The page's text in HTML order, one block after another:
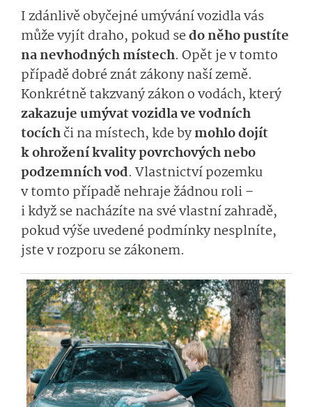
I zdánlivě obyčejné umývání vozidla vás
může vyjít draho, pokud sedo něho pustíte
na nevhodných místech. Opět je v tomto
případě dobré znát zákony naší země.
Konkrétně takzvaný zákon o vodách, který
zakazuje umývat vozidla ve vodních
tocíchči na místech, kde bymohlo dojít
k ohrožení kvality povrchových nebo
podzemních vod. Vlastnictví pozemku
v tomto případě nehraje žádnou roli –
i když se nacházíte na své vlastní zahradě,
pokud výše uvedené podmínky nesplníte,
jste v rozporu se zákonem.